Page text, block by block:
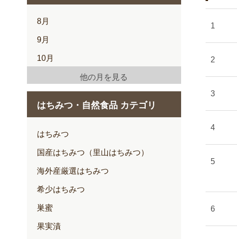
8月
9月
10月
2月
3月
4月
5月
6月
7月
他の月を見る
はちみつ・自然食品 カテゴリ
はちみつ
国産はちみつ（里山はちみつ）
海外産厳選はちみつ
希少はちみつ
巣蜜
果実漬